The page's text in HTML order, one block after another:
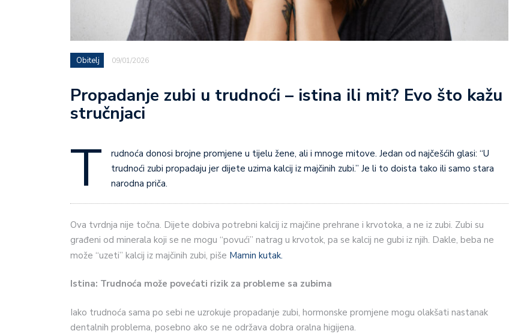
Obitelj 09/01/2026
Propadanje zubi u trudnoći – istina ili mit? Evo što kažu
stručnjaci
T
rudnoća donosi brojne promjene u tijelu žene, ali i mnoge mitove. Jedan od najčešćih glasi: “U
trudnoći zubi propadaju jer dijete uzima kalcij iz majčinih zubi.” Je li to doista tako ili samo stara
narodna priča.
Ova tvrdnja nije točna. Dijete dobiva potrebni kalcij iz majčine prehrane i krvotoka, a ne iz zubi. Zubi su
građeni od minerala koji se ne mogu “povući” natrag u krvotok, pa se kalcij ne gubi iz njih. Dakle, beba ne
može “uzeti” kalcij iz majčinih zubi, piše Mamin kutak.
Istina: Trudnoća može povećati rizik za probleme sa zubima
Iako trudnoća sama po sebi ne uzrokuje propadanje zubi, hormonske promjene mogu olakšati nastanak
dentalnih problema, posebno ako se ne održava dobra oralna higijena.